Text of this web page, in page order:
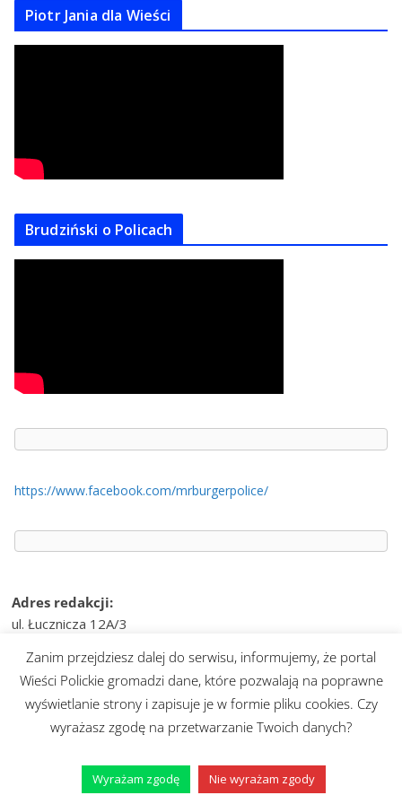
Piotr Jania dla Wieści
Brudziński o Policach
https://www.facebook.com/mrburgerpolice/
Adres redakcji:
ul. Łucznicza 12A/3
e-mail: wiesci@telvinet.pl
tel. kom.:509-609-170
zastrzeżone.
ColorMagstworzony przez ThemeGrill. Wspierane przez
Zanim przejdziesz dalej do serwisu, informujemy, że portal
Wieści Polickie gromadzi dane, które pozwalają na poprawne
wyświetlanie strony i zapisuje je w formie pliku cookies. Czy
wyrażasz zgodę na przetwarzanie Twoich danych?
Wyrażam zgodę Nie wyrażam zgody